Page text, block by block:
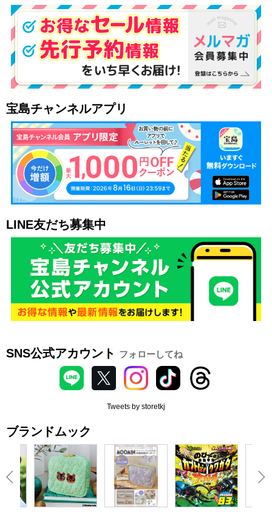
宝島チャンネルアプリ
LINE友だち募集中
SNS公式アカウント フォローしてね
Tweets by storetkj
ブランドムック